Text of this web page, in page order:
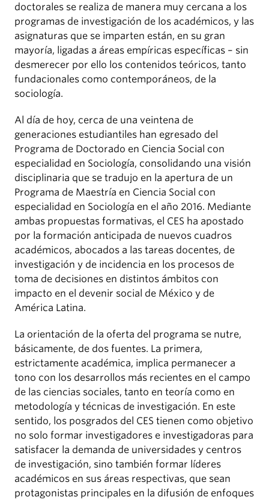
doctorales se realiza de manera muy cercana a los
programas de investigación de los académicos, y las
asignaturas que se imparten están, en su gran
mayoría, ligadas a áreas empíricas específicas – sin
desmerecer por ello los contenidos teóricos, tanto
fundacionales como contemporáneos, de la
sociología.
Al día de hoy, cerca de una veintena de
generaciones estudiantiles han egresado del
Programa de Doctorado en Ciencia Social con
especialidad en Sociología, consolidando una visión
disciplinaria que se tradujo en la apertura de un
Programa de Maestría en Ciencia Social con
especialidad en Sociología en el año 2016. Mediante
ambas propuestas formativas, el CES ha apostado
por la formación anticipada de nuevos cuadros
académicos, abocados a las tareas docentes, de
investigación y de incidencia en los procesos de
toma de decisiones en distintos ámbitos con
impacto en el devenir social de México y de
América Latina.
La orientación de la oferta del programa se nutre,
básicamente, de dos fuentes. La primera,
estrictamente académica, implica permanecer a
tono con los desarrollos más recientes en el campo
de las ciencias sociales, tanto en teoría como en
metodología y técnicas de investigación. En este
sentido, los posgrados del CES tienen como objetivo
no solo formar investigadores e investigadoras para
satisfacer la demanda de universidades y centros
de investigación, sino también formar líderes
académicos en sus áreas respectivas, que sean
protagonistas principales en la difusión de enfoques